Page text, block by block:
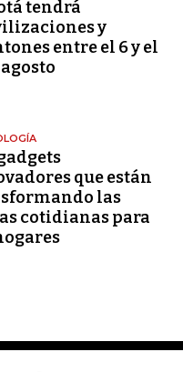
tendrá
y
entre el 6 y el
que están
las
cotidianas para